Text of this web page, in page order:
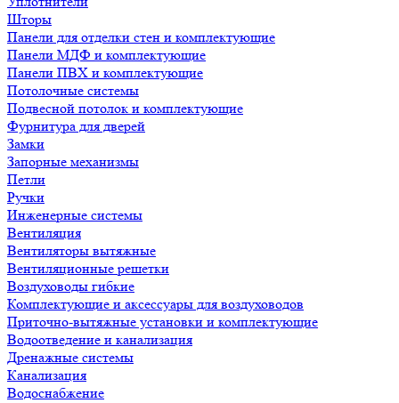
Шторы
Панели для отделки стен и комплектующие
Панели МДФ и комплектующие
Панели ПВХ и комплектующие
Потолочные системы
Подвесной потолок и комплектующие
Фурнитура для дверей
Замки
Запорные механизмы
Петли
Ручки
Инженерные системы
Вентиляция
Вентиляторы вытяжные
Вентиляционные решетки
Воздуховоды гибкие
Комплектующие и аксессуары для воздуховодов
Приточно-вытяжные установки и комплектующие
Водоотведение и канализация
Дренажные системы
Канализация
Водоснабжение